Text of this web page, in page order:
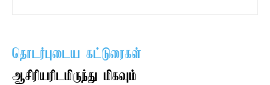
தொடர்புடைய கட்டுரைகள்
ஆசிரியரிடமிருந்து மிகவும்